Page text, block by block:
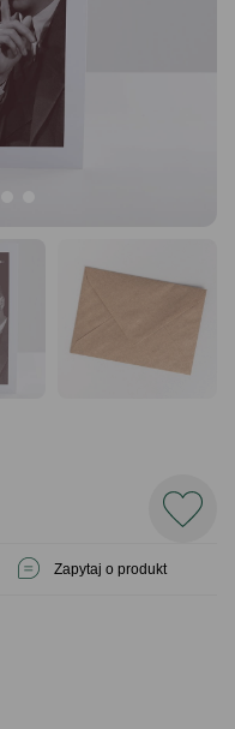
Zapytaj o produkt